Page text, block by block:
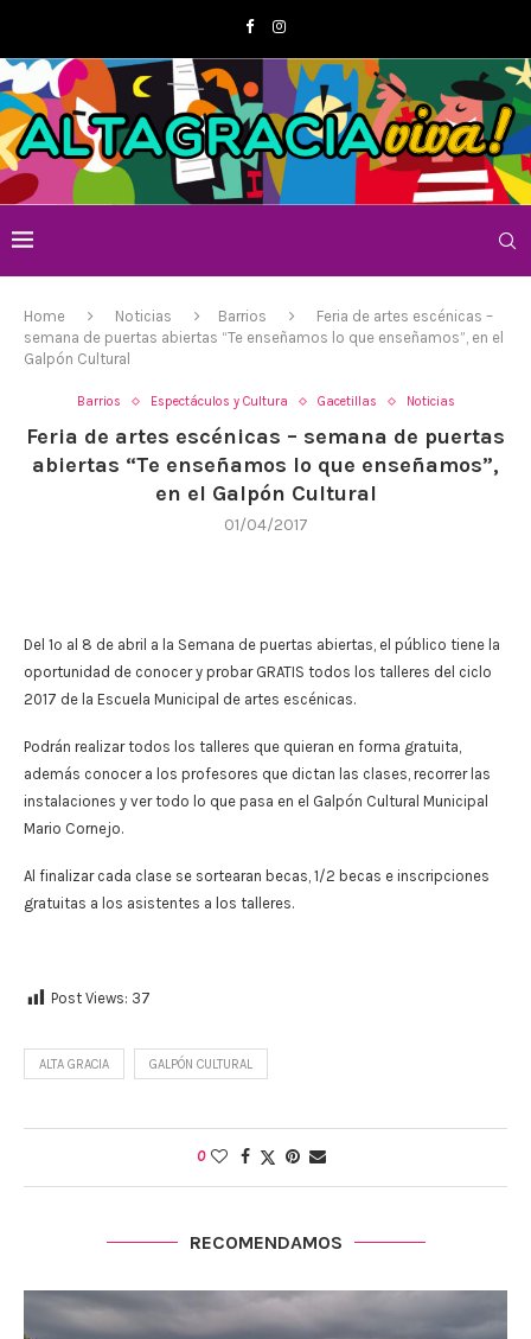
Home Noticias Barrios
Feria de artes escénicas –
semana de puertas abiertas “Te enseñamos lo que enseñamos”, en el
Galpón Cultural
Barrios Espectáculos y Cultura Gacetillas Noticias
Feria de artes escénicas – semana de puertas
abiertas “Te enseñamos lo que enseñamos”,
en el Galpón Cultural
01/04/2017
Del 1º al 8 de abril a la Semana de puertas abiertas, el público tiene la
oportunidad de conocer y probar GRATIS todos los talleres del ciclo
2017 de la Escuela Municipal de artes escénicas.
Podrán realizar todos los talleres que quieran en forma gratuita,
además conocer a los profesores que dictan las clases, recorrer las
instalaciones y ver todo lo que pasa en el Galpón Cultural Municipal
Mario Cornejo.
Al finalizar cada clase se sortearan becas, 1/2 becas e inscripciones
gratuitas a los asistentes a los talleres.
Post Views: 37
ALTA GRACIA GALPÓN CULTURAL
0
RECOMENDAMOS